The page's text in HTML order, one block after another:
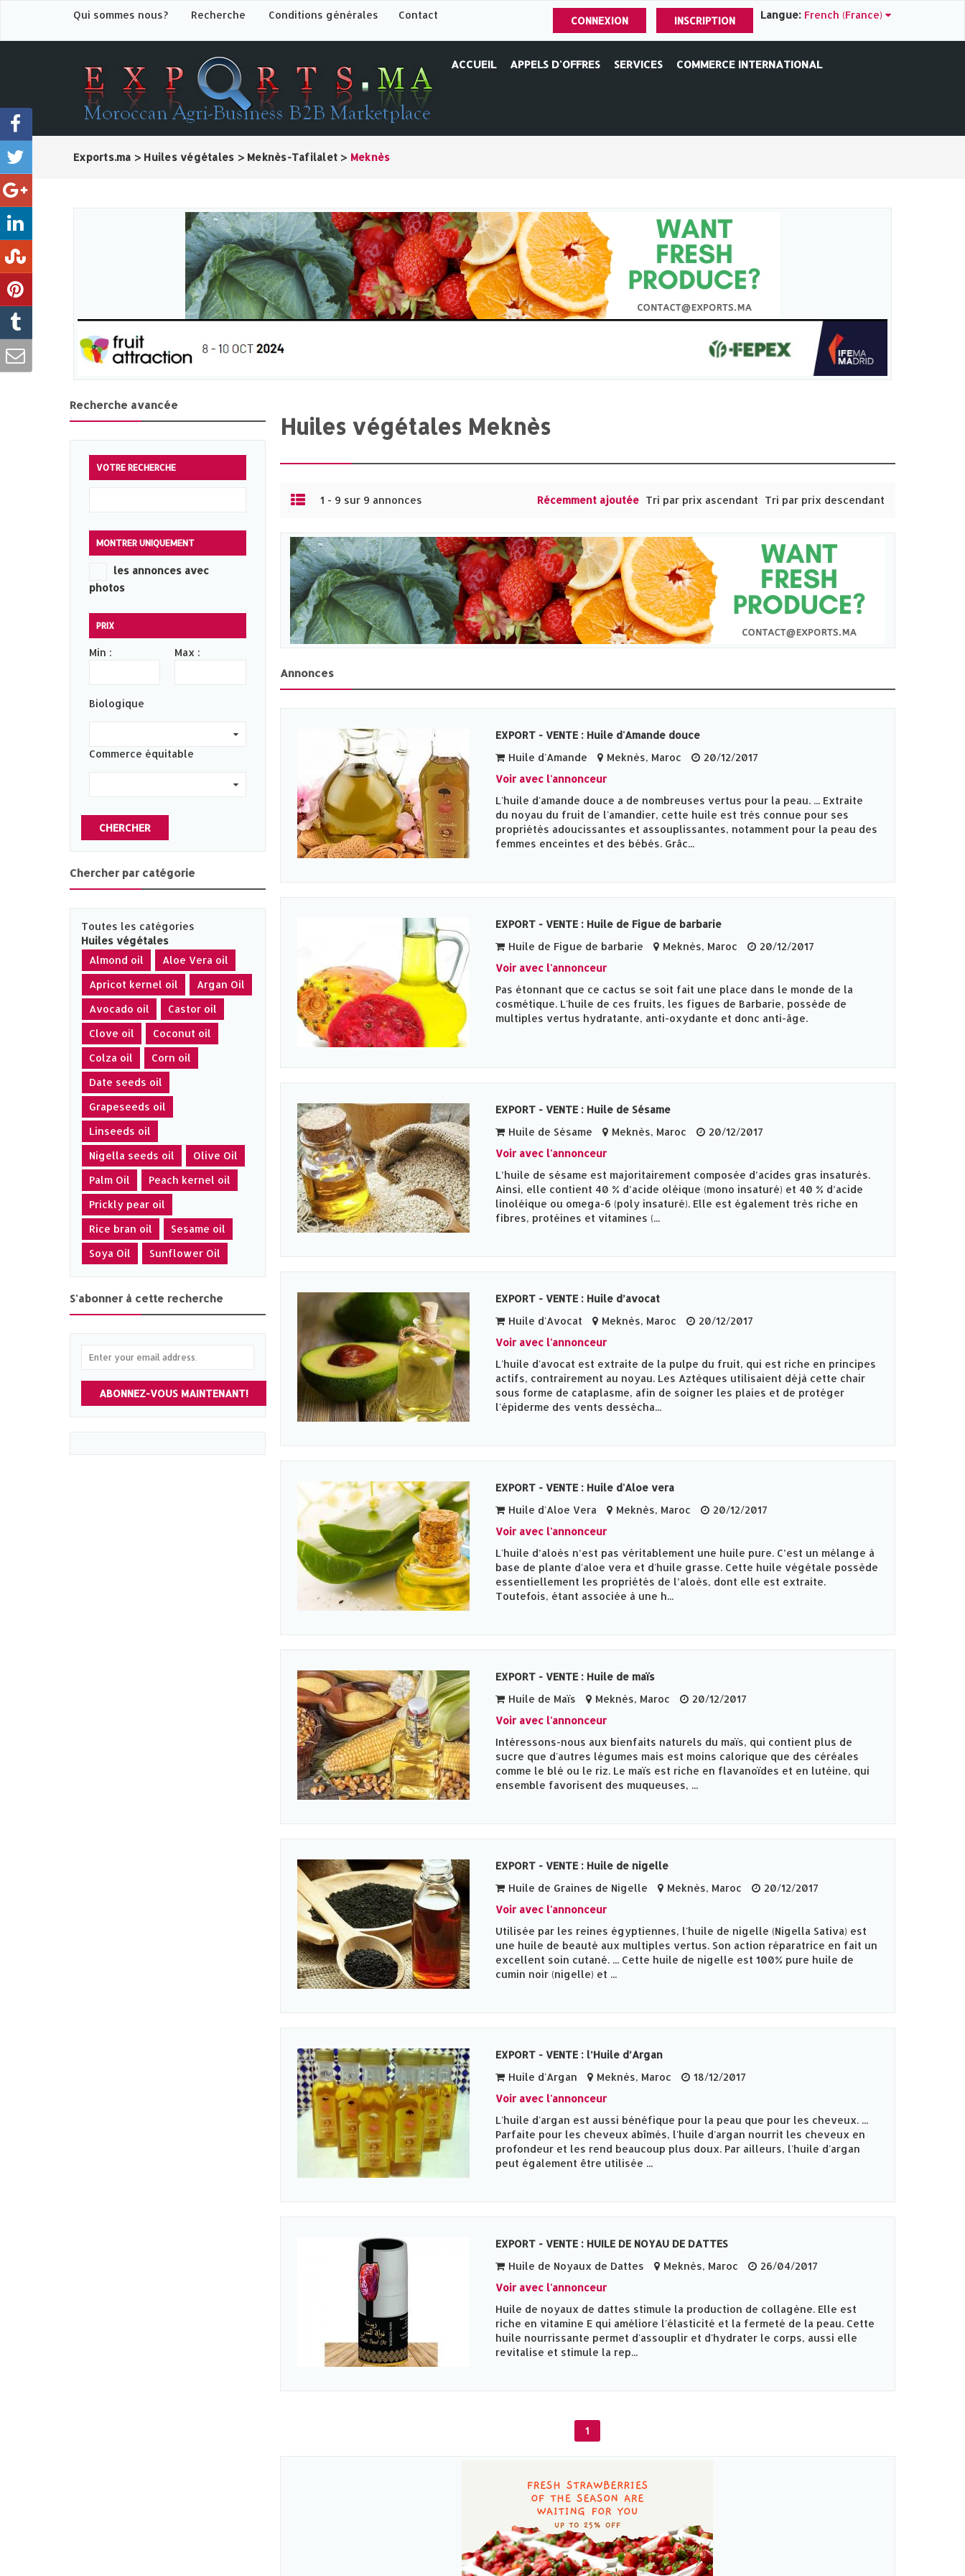
Langue: French (France)
Qui sommes nous? Recherche Conditions générales Contact CONNEXION INSCRIPTION
ACCUEIL APPELS D'OFFRES SERVICES COMMERCE INTERNATIONAL
Exports.ma > Huiles végétales > Meknès-Tafilalet > Meknès‎
Recherche avancée
VOTRE RECHERCHE
MONTRER UNIQUEMENT
les annonces avec
photos
PRIX
Min : Max :
Biologique
Commerce équitable
CHERCHER
Chercher par catégorie
Toutes les catégories
Huiles végétales
Almond oil
Aloe Vera oil
Apricot kernel oil
Argan Oil
Avocado oil
Castor oil
Clove oil
Coconut oil
Colza oil
Corn oil
Date seeds oil
Grapeseeds oil
Linseeds oil
Nigella seeds oil
Olive Oil
Palm Oil
Peach kernel oil
Prickly pear oil
Rice bran oil
Sesame oil
Soya Oil
Sunflower Oil
S'abonner à cette recherche
ABONNEZ-VOUS MAINTENANT!
Huiles végétales Meknès‎
1 - 9 sur 9 annonces Récemment ajoutée Tri par prix ascendant Tri par prix descendant
Annonces
EXPORT - VENTE : Huile d'Amande douce
Huile d'Amande
Meknès‎, Maroc
20/12/2017
Voir avec l'annonceur
L'huile d'amande douce a de nombreuses vertus pour la peau. ... Extraite
du noyau du fruit de l'amandier, cette huile est très connue pour ses
propriétés adoucissantes et assouplissantes, notamment pour la peau des
femmes enceintes et des bébés. Grâc...
EXPORT - VENTE : Huile de Figue de barbarie
Huile de Figue de barbarie
Meknès‎, Maroc
20/12/2017
Voir avec l'annonceur
Pas étonnant que ce cactus se soit fait une place dans le monde de la
cosmétique. L'huile de ces fruits, les figues de Barbarie, possède de
multiples vertus hydratante, anti-oxydante et donc anti-âge.
EXPORT - VENTE : Huile de Sésame
Huile de Sésame
Meknès‎, Maroc
20/12/2017
Voir avec l'annonceur
L’huile de sésame est majoritairement composée d’acides gras insaturés.
Ainsi, elle contient 40 % d’acide oléique (mono insaturé) et 40 % d’acide
linoléique ou omega-6 (poly insaturé). Elle est également très riche en
fibres, protéines et vitamines (...
EXPORT - VENTE : Huile d’avocat
Huile d'Avocat
Meknès‎, Maroc
20/12/2017
Voir avec l'annonceur
L'huile d'avocat est extraite de la pulpe du fruit, qui est riche en principes
actifs, contrairement au noyau. Les Aztèques utilisaient déjà cette chair
sous forme de cataplasme, afin de soigner les plaies et de protéger
l'épiderme des vents dessécha...
EXPORT - VENTE : Huile d'Aloe vera
Huile d'Aloe Vera
Meknès‎, Maroc
20/12/2017
Voir avec l'annonceur
L'huile d’aloès n’est pas véritablement une huile pure. C’est un mélange à
base de plante d'aloe vera et d'huile grasse. Cette huile végétale possède
essentiellement les propriétés de l’aloès, dont elle est extraite.
Toutefois, étant associée à une h...
EXPORT - VENTE : Huile de maïs
Huile de Maïs
Meknès‎, Maroc
20/12/2017
Voir avec l'annonceur
Intéressons-nous aux bienfaits naturels du maïs, qui contient plus de
sucre que d'autres légumes mais est moins calorique que des céréales
comme le blé ou le riz. Le maïs est riche en flavanoïdes et en lutéine, qui
ensemble favorisent des muqueuses, ...
EXPORT - VENTE : Huile de nigelle
Huile de Graines de Nigelle
Meknès‎, Maroc
20/12/2017
Voir avec l'annonceur
Utilisée par les reines égyptiennes, l'huile de nigelle (Nigella Sativa) est
une huile de beauté aux multiples vertus. Son action réparatrice en fait un
excellent soin cutané. ... Cette huile de nigelle est 100% pure huile de
cumin noir (nigelle) et ...
EXPORT - VENTE : l’Huile d’Argan
Huile d'Argan
Meknès‎, Maroc
18/12/2017
Voir avec l'annonceur
L'huile d'argan est aussi bénéfique pour la peau que pour les cheveux. ...
Parfaite pour les cheveux abîmés, l'huile d'argan nourrit les cheveux en
profondeur et les rend beaucoup plus doux. Par ailleurs, l'huile d'argan
peut également être utilisée ...
EXPORT - VENTE : HUILE DE NOYAU DE DATTES
Huile de Noyaux de Dattes
Meknès‎, Maroc
26/04/2017
Voir avec l'annonceur
Huile de noyaux de dattes stimule la production de collagène. Elle est
riche en vitamine E qui améliore l'élasticité et la fermeté de la peau. Cette
huile nourrissante permet d'assouplir et d'hydrater le corps, aussi elle
revitalise et stimule la rep...
1